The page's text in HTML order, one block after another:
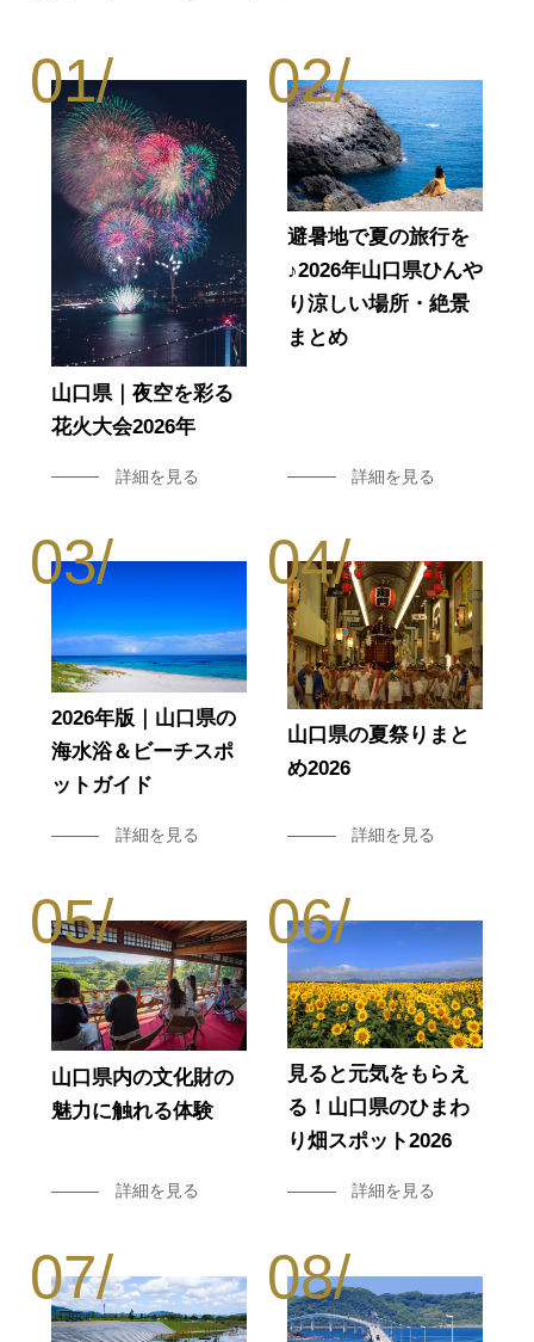
山口県｜夜空を彩る
花火大会2026年
詳細を見る
避暑地で夏の旅行を
♪2026年山口県ひんや
り涼しい場所・絶景
まとめ
詳細を見る
2026年版｜山口県の
海水浴＆ビーチスポ
ットガイド
詳細を見る
山口県の夏祭りまと
め2026
詳細を見る
山口県内の文化財の
魅力に触れる体験
詳細を見る
見ると元気をもらえ
る！山口県のひまわ
り畑スポット2026
詳細を見る